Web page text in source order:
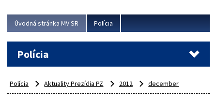
Úvodná stránka MV SR Polícia
Polícia
Polícia Aktuality Prezídia PZ 2012 december